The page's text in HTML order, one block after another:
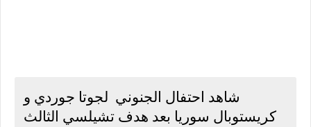
شاهد احتفال الجنوني لجوتا جوردي و
كريستوبال سوريا بعد هدف تشيلسي الثالث